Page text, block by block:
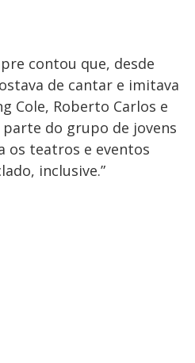
contou que, desde
de cantar e imitava
Cole, Roberto Carlos e
parte do grupo de jovens
os teatros e eventos
inclusive.”